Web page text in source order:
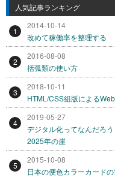
人気記事ランキング
1
2014-10-14
改めて稼働率を整理する
2
2016-08-08
括弧類の使い方
3
2018-10-11
HTML/CSS組版による
4
2019-05-27
デジタル化ってなんだろ
2025年の崖
5
2015-10-08
日本の便色カラーカード